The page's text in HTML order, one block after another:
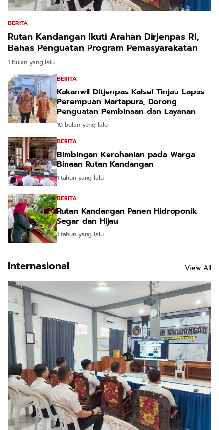
BERITA
Rutan Kandangan Ikuti Arahan Dirjenpas RI,
Bahas Penguatan Program Pemasyarakatan
1 bulan yang lalu
BERITA
Kakanwil Ditjenpas Kalsel Tinjau Lapas
Perempuan Martapura, Dorong
Penguatan Pembinaan dan Layanan
10 bulan yang lalu
BERITA
Bimbingan Kerohanian pada Warga
Binaan Rutan Kandangan
1 tahun yang lalu
BERITA
Rutan Kandangan Panen Hidroponik
Segar dan Hijau
1 tahun yang lalu
Internasional View All